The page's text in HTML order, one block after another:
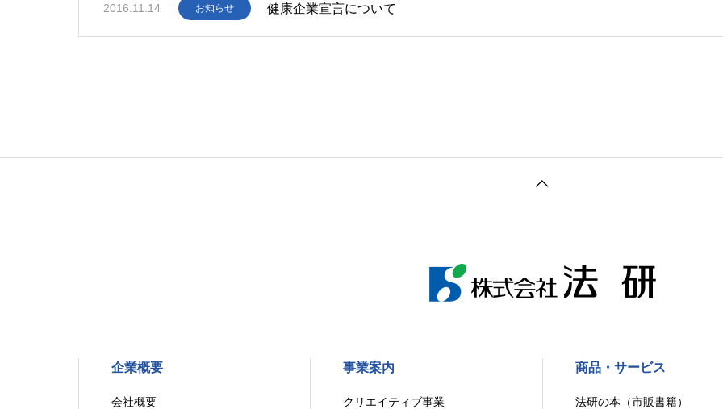
2016.11.14 お知らせ 健康企業宣言について
企業概要
会社概要
事業案内
クリエイティブ事業
商品・サービス
法研の本（市販書籍）